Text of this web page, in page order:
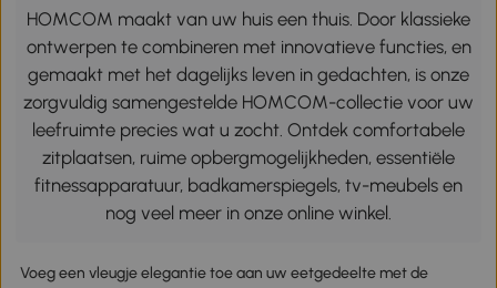
HOMCOM maakt van uw huis een thuis. Door klassieke
ontwerpen te combineren met innovatieve functies, en
gemaakt met het dagelijks leven in gedachten, is onze
zorgvuldig samengestelde HOMCOM-collectie voor uw
leefruimte precies wat u zocht. Ontdek comfortabele
zitplaatsen, ruime opbergmogelijkheden, essentiële
fitnessapparatuur, badkamerspiegels, tv-meubels en
nog veel meer in onze online winkel.
Voeg een vleugje elegantie toe aan uw eetgedeelte met de